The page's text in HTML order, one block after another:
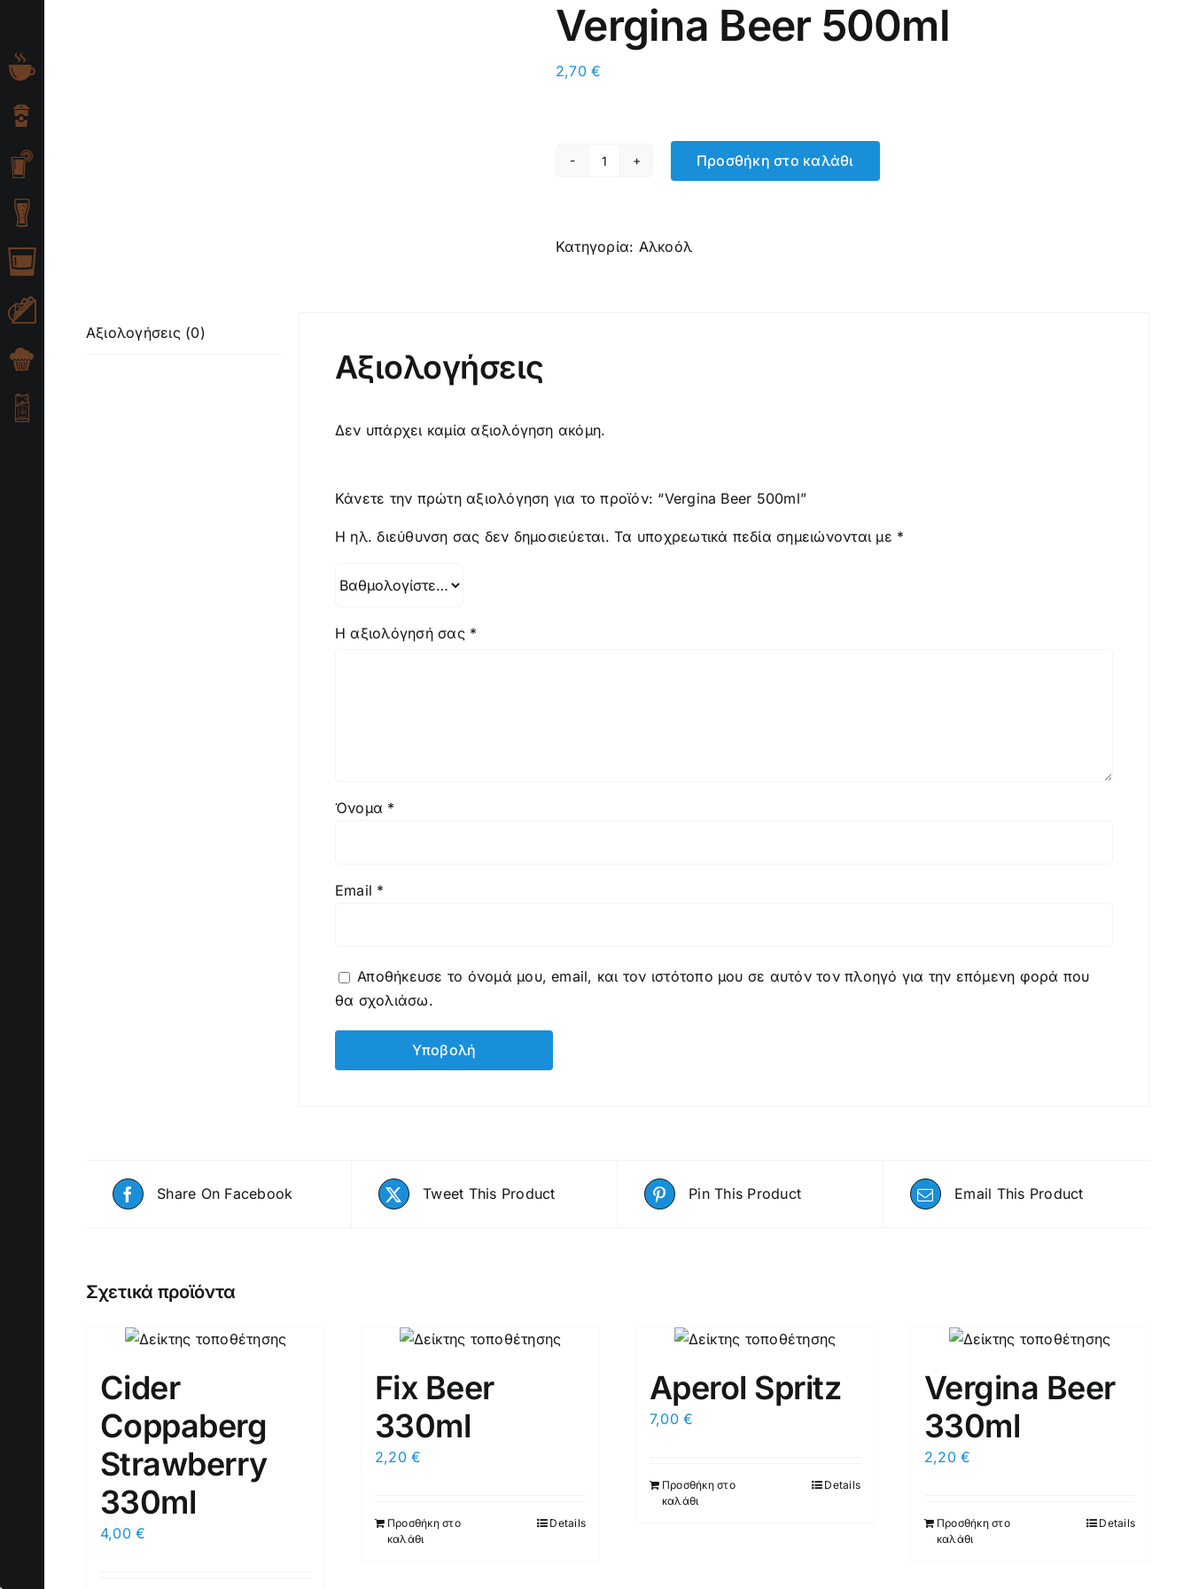
content
Vergina Beer 500ml
2,70€
Vergina
ποσότητα
Προσθήκη στο καλάθι
Κατηγορία: Αλκοόλ
Αξιολογήσεις (0)
Αξιολογήσεις
Δεν υπάρχει καμία αξιολόγηση ακόμη.
Κάνετε την πρώτη αξιολόγηση για το προϊόν: “Vergina Beer 500ml”
Η ηλ. διεύθυνση σας δεν δημοσιεύεται. Τα υποχρεωτικά πεδία σημειώνονται με *
Η αξιολόγησή σας *
Όνομα *
Email *
Αποθήκευσε το όνομά μου, email, και τον ιστότοπο μου σε αυτόν τον πλοηγό για την επόμενη φορά που
θα σχολιάσω.
Share On Facebook Tweet This Product Pin This Product Email This Product
Σχετικά προϊόντα
Cider
Coppaberg
Strawberry
330ml
4,00€
Fix Beer
330ml
2,20€
Προσθήκη στο
καλάθι
Details
Aperol Spritz
7,00€
Προσθήκη στο
καλάθι
Details
Vergina Beer
330ml
2,20€
Προσθήκη στο
καλάθι
Details